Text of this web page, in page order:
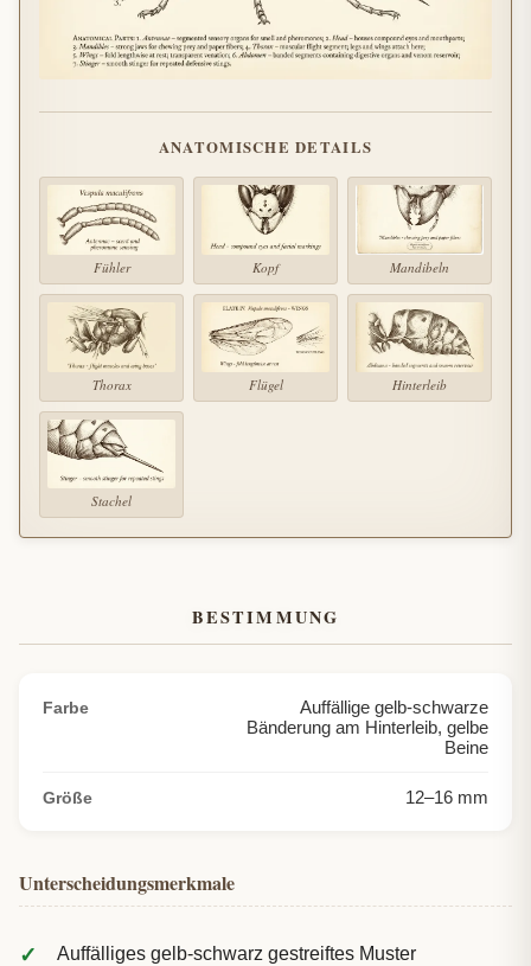
ANATOMISCHE DETAILS
Fühler Kopf Mandibeln
Thorax Flügel Hinterleib
Stachel
BESTIMMUNG
Farbe
Auffällige gelb-schwarze
Bänderung am Hinterleib, gelbe
Beine
Größe 12–16 mm
Unterscheidungsmerkmale
Auffälliges gelb-schwarz gestreiftes Muster